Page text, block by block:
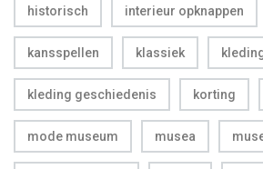
historisch interieur opknappen
kansspellen klassiek
kleding geschiedenis korting
mode museum musea